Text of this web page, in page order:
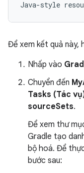
Để xem kết quả này,
Nhấp vào
Chuyển đến
Tasks (Tác
sourceSets.
Để xem thư
Gradle tạo
bộ hoá. Để
bước sau: